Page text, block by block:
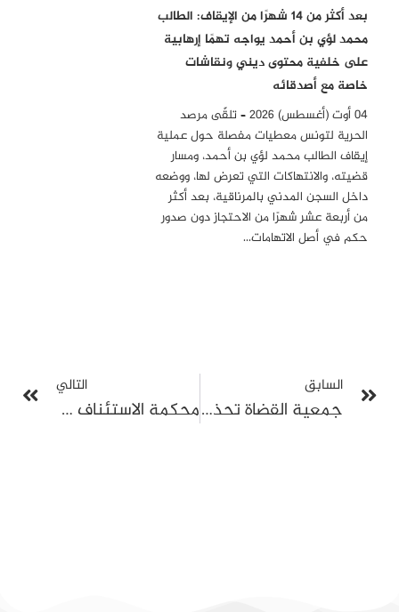
بعد أكثر من 14 شهرًا من الإيقاف: الطالب
محمد لؤي بن أحمد يواجه تهمًا إرهابية
على خلفية محتوى ديني ونقاشات
خاصة مع أصدقائه
04 أوت (أغسطس) 2026 – تلقّى مرصد
الحرية لتونس معطيات مفصلة حول عملية
إيقاف الطالب محمد لؤي بن أحمد، ومسار
قضيته، والانتهاكات التي تعرض لها، ووضعه
داخل السجن المدني بالمرناقية، بعد أكثر
من أربعة عشر شهرًا من الاحتجاز دون صدور
حكم في أصل الاتهامات…
السابق
جمعية القضاة تحذر من “قرار تعسفي” مُرتقب ضد رئيسها أنس الحمادي
التالي
محكمة الاستئناف ترفع الحكم إلى 5 سنوات سجناً ضد خالد الشلّي في ملف “الشهائد المزوّرة”